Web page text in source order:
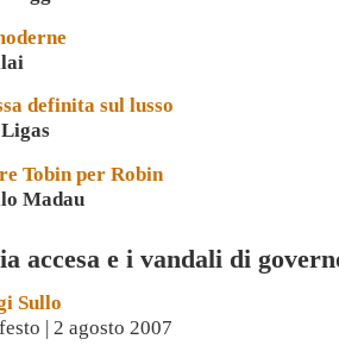
definita sul lusso
Tobin per Robin
Madau
accesa e i vandali di
Sullo
| 2 agosto 2007